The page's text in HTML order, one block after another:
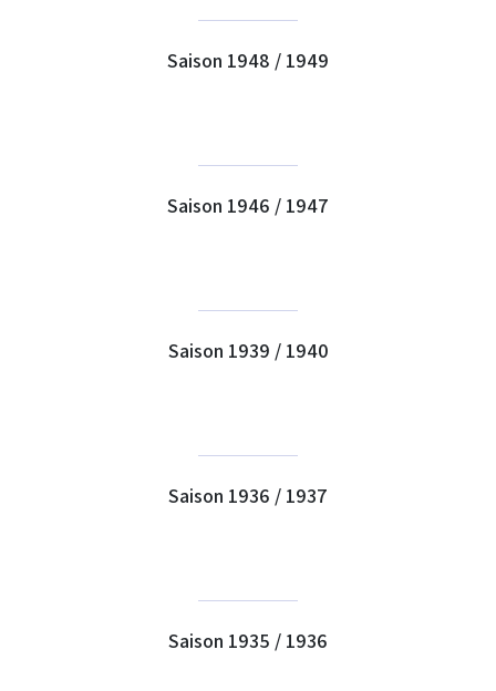
Saison 1948 / 1949
Saison 1946 / 1947
Saison 1939 / 1940
Saison 1936 / 1937
Saison 1935 / 1936